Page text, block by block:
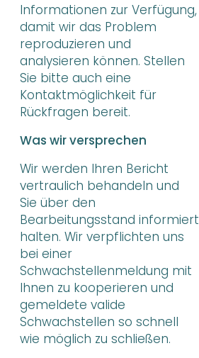
Informationen zur Verfügung,
damit wir das Problem
reproduzieren und
analysieren können. Stellen
Sie bitte auch eine
Kontaktmöglichkeit für
Rückfragen bereit.
Was wir versprechen
Wir werden Ihren Bericht
vertraulich behandeln und
Sie über den
Bearbeitungsstand informiert
halten. Wir verpflichten uns
bei einer
Schwachstellenmeldung mit
Ihnen zu kooperieren und
gemeldete valide
Schwachstellen so schnell
wie möglich zu schließen.